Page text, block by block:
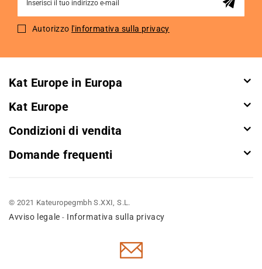
for
Autorizzo l'informativa sulla privacy
Kat Europe in Europa
Kat Europe
Condizioni di vendita
Domande frequenti
© 2021 Kateuropegmbh S.XXI, S.L.
Avviso legale - Informativa sulla privacy